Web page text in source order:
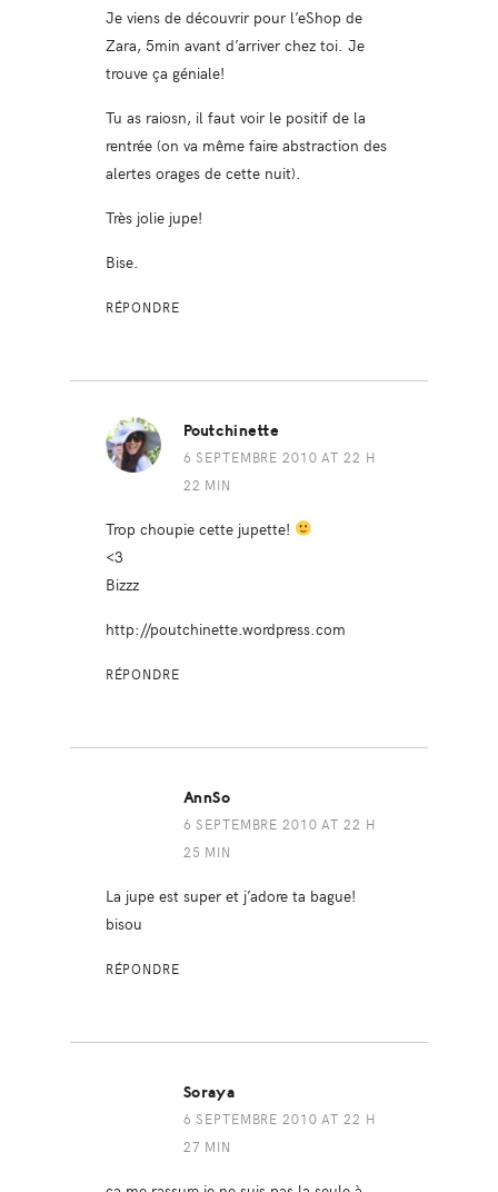
Je viens de découvrir pour l’eShop de
Zara, 5min avant d’arriver chez toi. Je
trouve ça géniale!
Tu as raiosn, il faut voir le positif de la
rentrée (on va même faire abstraction des
alertes orages de cette nuit).
Très jolie jupe!
Bise.
RÉPONDRE
Poutchinette
6 SEPTEMBRE 2010 AT 22 H
22 MIN
Trop choupie cette jupette!
<3
Bizzz
http://poutchinette.wordpress.com
RÉPONDRE
AnnSo
6 SEPTEMBRE 2010 AT 22 H
25 MIN
La jupe est super et j’adore ta bague!
bisou
RÉPONDRE
Soraya
6 SEPTEMBRE 2010 AT 22 H
27 MIN